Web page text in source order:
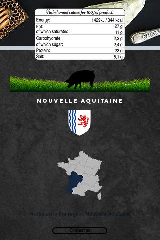
NOUVELLE AQUITAINE
Produced in the region: Nouvelle Aquitaine .
Contact us